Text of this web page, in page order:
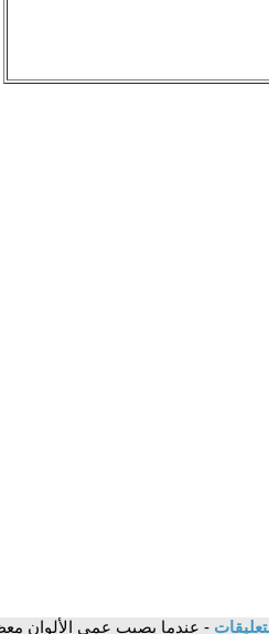
- عندما يصيب عمى الألوان